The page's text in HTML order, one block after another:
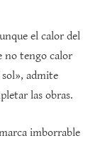
el calor del
no tengo calor
admite
las obras.
imborrable